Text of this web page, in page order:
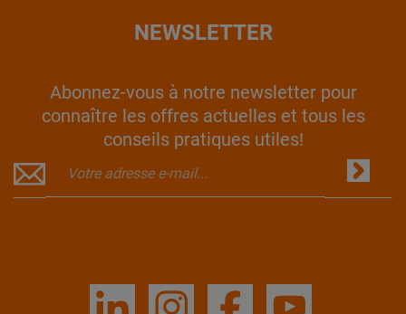
NEWSLETTER
Abonnez-vous à notre newsletter pour
connaître les offres actuelles et tous les
conseils pratiques utiles!